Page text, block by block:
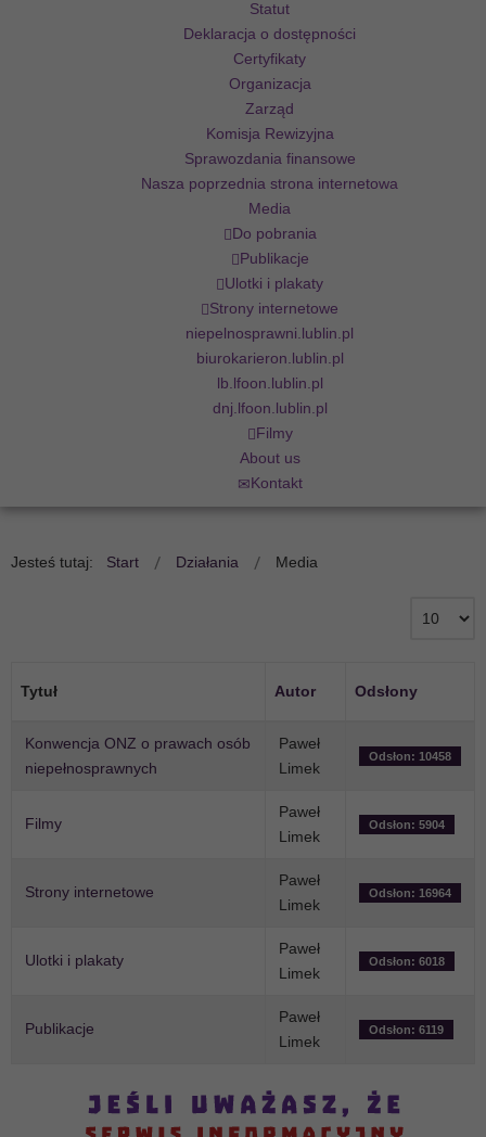
Statut
Deklaracja o dostępności
Certyfikaty
Organizacja
Zarząd
Komisja Rewizyjna
Sprawozdania finansowe
Nasza poprzednia strona internetowa
Media
Do pobrania
Publikacje
Ulotki i plakaty
Strony internetowe
niepelnosprawni.lublin.pl
biurokarieron.lublin.pl
lb.lfoon.lublin.pl
dnj.lfoon.lublin.pl
Filmy
About us
Kontakt
Jesteś tutaj: Start Działania Media
Tytuł Autor Odsłony
Konwencja ONZ o prawach osób
niepełnosprawnych
Paweł
Limek
Odsłon: 10458
Filmy
Paweł
Limek
Odsłon: 5904
Strony internetowe
Paweł
Limek
Odsłon: 16964
Ulotki i plakaty
Paweł
Limek
Odsłon: 6018
Publikacje
Paweł
Limek
Odsłon: 6119